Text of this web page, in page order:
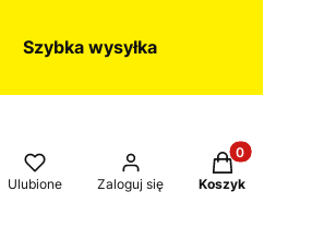
Szybka wysyłka
Ulubione Zaloguj się
Produkty w
Koszyk